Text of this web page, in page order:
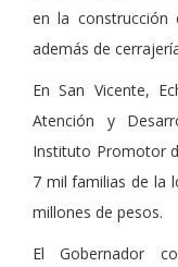
en la construcción
además de
En San Vicente,
Atención y
Instituto Promotor
7 mil familias de la
millones de pesos.
El Gobernador